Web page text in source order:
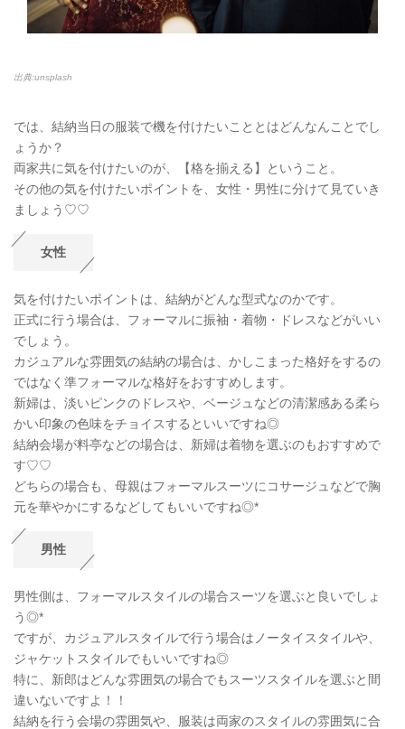
出典:unsplash
では、結納当日の服装で機を付けたいこととはどんなんことでし
ょうか？
両家共に気を付けたいのが、【格を揃える】ということ。
その他の気を付けたいポイントを、女性・男性に分けて見ていき
ましょう♡♡
女性
気を付けたいポイントは、結納がどんな型式なのかです。
正式に行う場合は、フォーマルに振袖・着物・ドレスなどがいい
でしょう。
カジュアルな雰囲気の結納の場合は、かしこまった格好をするの
ではなく準フォーマルな格好をおすすめします。
新婦は、淡いピンクのドレスや、ベージュなどの清潔感ある柔ら
かい印象の色味をチョイスするといいですね◎
結納会場が料亭などの場合は、新婦は着物を選ぶのもおすすめで
す♡♡
どちらの場合も、母親はフォーマルスーツにコサージュなどで胸
元を華やかにするなどしてもいいですね◎*
男性
男性側は、フォーマルスタイルの場合スーツを選ぶと良いでしょ
う◎*
ですが、カジュアルスタイルで行う場合はノータイスタイルや、
ジャケットスタイルでもいいですね◎
特に、新郎はどんな雰囲気の場合でもスーツスタイルを選ぶと間
違いないですよ！！
結納を行う会場の雰囲気や、服装は両家のスタイルの雰囲気に合